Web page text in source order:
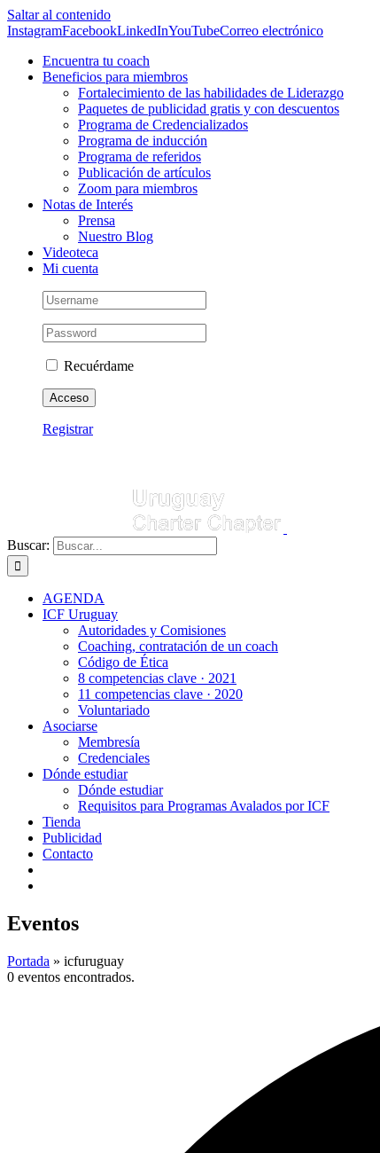
Saltar al contenido
InstagramFacebookLinkedInYouTubeCorreo electrónico
Encuentra tu coach
Beneficios para miembros
Fortalecimiento de las habilidades de Liderazgo
Paquetes de publicidad gratis y con descuentos
Programa de Credencializados
Programa de inducción
Programa de referidos
Publicación de artículos
Zoom para miembros
Notas de Interés
Prensa
Nuestro Blog
Videoteca
Mi cuenta
Recuérdame
Registrar
Buscar:
AGENDA
ICF Uruguay
Autoridades y Comisiones
Coaching, contratación de un coach
Código de Ética
8 competencias clave · 2021
11 competencias clave · 2020
Voluntariado
Asociarse
Membresía
Credenciales
Dónde estudiar
Dónde estudiar
Requisitos para Programas Avalados por ICF
Tienda
Publicidad
Contacto
Eventos
Portada » icfuruguay
0 eventos encontrados.